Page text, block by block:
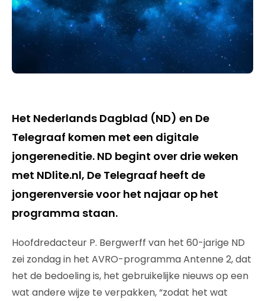
Het Nederlands Dagblad (ND) en De
Telegraaf komen met een digitale
jongereneditie. ND begint over drie weken
met NDlite.nl, De Telegraaf heeft de
jongerenversie voor het najaar op het
programma staan.
Hoofdredacteur P. Bergwerff van het 60-jarige ND
zei zondag in het AVRO-programma Antenne 2, dat
het de bedoeling is, het gebruikelijke nieuws op een
wat andere wijze te verpakken, “zodat het wat